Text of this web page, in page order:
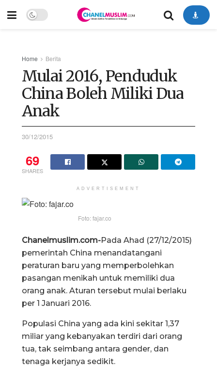
Home Berita
Mulai 2016, Penduduk
China Boleh Miliki Dua
Anak
30/12/2015
69
SHARES
ADVERTISEMENT
Foto: fajar.co
Chanelmuslim.com-Pada Ahad (27/12/2015)
pemerintah China menandatangani
peraturan baru yang memperbolehkan
pasangan menikah untuk memiliki dua
orang anak. Aturan tersebut mulai berlaku
per 1 Januari 2016.
Populasi China yang ada kini sekitar 1,37
miliar yang kebanyakan terdiri dari orang
tua, tak seimbang antara gender, dan
tenaga kerjanya sedikit.